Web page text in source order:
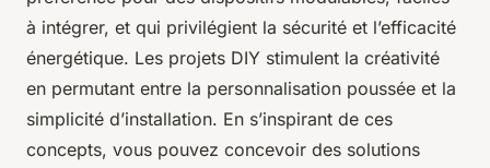
à intégrer, et qui privilégient la sécurité et l’efficacité
énergétique. Les projets DIY stimulent la créativité
en permutant entre la personnalisation poussée et la
simplicité d’installation. En s’inspirant de ces
concepts, vous pouvez concevoir des solutions